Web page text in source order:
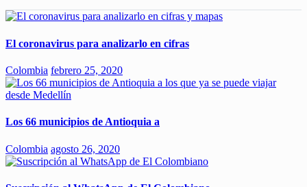
El coronavirus para analizarlo en cifras
Colombia febrero 25, 2020
Los 66 municipios de Antioquia a
Colombia agosto 26, 2020